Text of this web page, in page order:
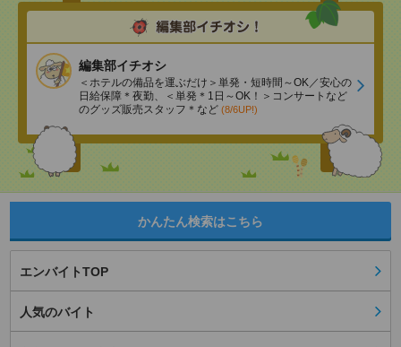
編集部イチオシ
＜ホテルの備品を運ぶだけ＞単発・短時間～OK／安心の
日給保障＊夜勤、＜単発＊1日～OK！＞コンサートなど
のグッズ販売スタッフ＊など (8/6UP!)
かんたん検索はこちら
エンバイトTOP
人気のバイト